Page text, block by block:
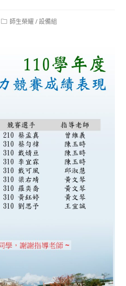
Post師生榮耀 / 設備組